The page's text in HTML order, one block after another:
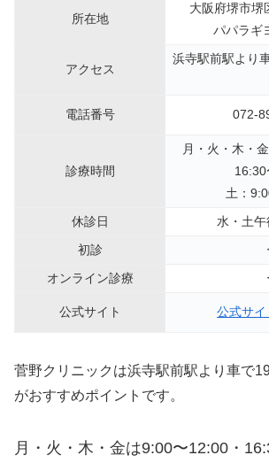
所在地
大阪府堺市堺
パパラギ
アクセス
浜寺駅前駅より
電話番号 072-
診療時間
月・火・木・
土：
休診日
水・土
初診
オンライン診療
公式サイト 公式サイ
菅野クリニックは浜寺駅前駅より車で
がおすすめポイントです。
月・火・木・金は9:00〜12:00・